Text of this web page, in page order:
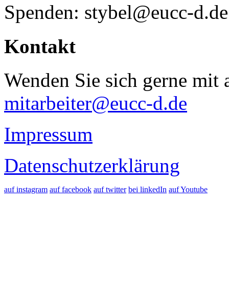
Spenden: stybel@eucc-d.de
Kontakt
Wenden Sie sich gerne mit
mitarbeiter@eucc-d.de
Impressum
Datenschutzerklärung
auf instagram auf facebook auf twitter bei linkedIn auf Youtube